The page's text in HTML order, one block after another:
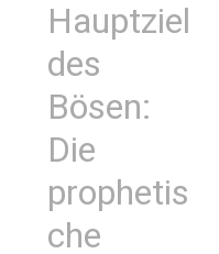
Hauptziel
des
Bösen:
Die
prophetis
che